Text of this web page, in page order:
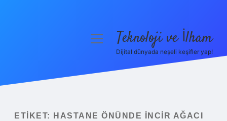
Yasal Uyarı
menüyüTeknoloji ve İlham
Dijital dünyada neşeli keşifler yap!
ETIKET:
HASTANE ÖNÜNDE INCIR AĞACI